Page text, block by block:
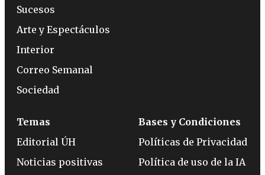
Sucesos
Arte y Espectáculos
Interior
Correo Semanal
Sociedad
Temas
Editorial ÚH
Noticias positivas
Bases y Condiciones
Políticas de Privacidad
Política de uso de la IA